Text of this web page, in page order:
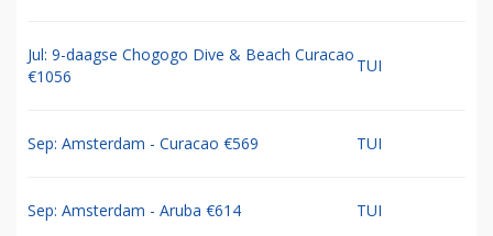
Jul: 9-daagse Chogogo Dive & Beach Curacao
€1056
TUI
Sep: Amsterdam - Curacao €569 TUI
Sep: Amsterdam - Aruba €614 TUI